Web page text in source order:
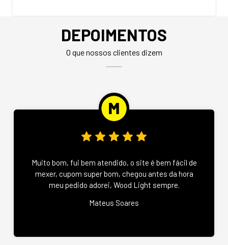
DEPOIMENTOS
O que nossos clientes dizem
Muito bom, fui bem atendido, o site é bem fácil de
mexer, cupom super bom, chegou antes da hora
meu pedido adorei, Wood Light sempre.
Mateus Soares